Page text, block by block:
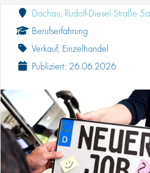
Dachau, Rudolf-Diesel-Straße 5a
Berufserfahrung
Verkauf, Einzelhandel
Publiziert: 26.06.2026